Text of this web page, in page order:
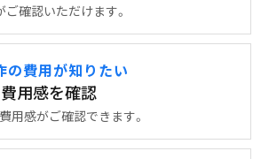
確認いただけます。
の費用が知りたい
用感を確認
用感がご確認できます。